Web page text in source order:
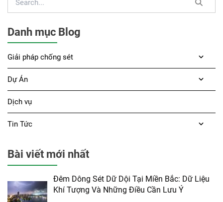
Danh mục Blog
Giải pháp chống sét
Dự Án
Dịch vụ
Tin Tức
Bài viết mới nhất
Đêm Dông Sét Dữ Dội Tại Miền Bắc: Dữ Liệu
Khí Tượng Và Những Điều Cần Lưu Ý